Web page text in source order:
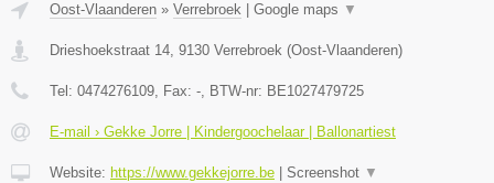
Oost-Vlaanderen » Verrebroek Google maps ▼
Drieshoekstraat 14, 9130 Verrebroek (Oost-Vlaanderen)
Tel: 0474276109, Fax: -, BTW-nr: BE1027479725
E-mail › Gekke Jorre | Kindergoochelaar | Ballonartiest
Website: https://www.gekkejorre.be Screenshot ▼